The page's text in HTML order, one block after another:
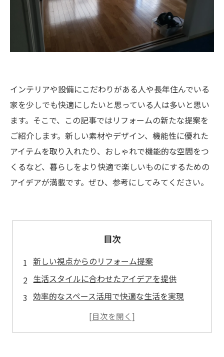
インテリアや設備にこだわりがある人や長年住んでいる
家を少しでも快適にしたいと思っている人は多いと思い
ます。そこで、この記事ではリフォームの新たな提案を
ご紹介します。新しい素材やデザイン、機能性に優れた
アイテムを取り入れたり、おしゃれで機能的な空間をつ
くるなど、暮らしをより快適で楽しいものにするための
アイデアが満載です。ぜひ、参考にしてみてください。
目次
新しい視点からのリフォーム提案
生活スタイルに合わせたアイデアを提供
効率的なスペース活用で快適な生活を実現
古い建物も現代風にアップデート！
予算に合わせたプランニングもお任せください